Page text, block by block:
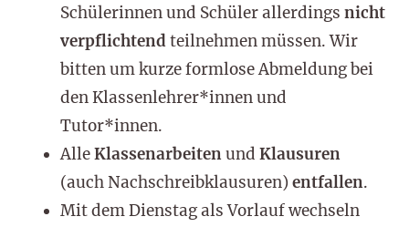
Schülerinnen und Schüler allerdings nicht
verpflichtendteilnehmen müssen. Wir
bitten um kurze formlose Abmeldung bei
den Klassenlehrer*innen und
Tutor*innen.
AlleKlassenarbeitenund Klausuren
(auch Nachschreibklausuren)entfallen.
Mit dem Dienstag als Vorlauf wechseln